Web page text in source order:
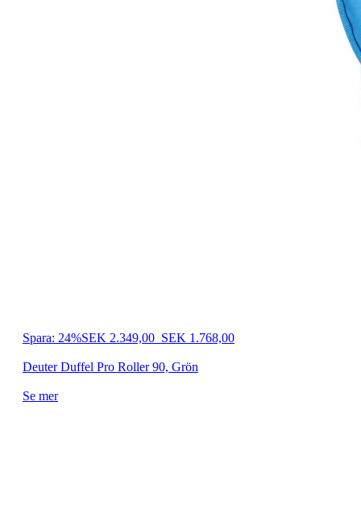
Spara: 24%SEK 2.349,00 SEK 1.768,00
Deuter Duffel Pro Roller 90, Grön
Se mer